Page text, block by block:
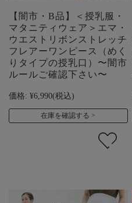
【闇市・B品】＜授乳服・
マタニティウェア＞エマ・
ウエストリボンストレッチ
フレアーワンピース（めく
りタイプの授乳口）〜闇市
ルールご確認下さい〜
価格: ¥6,990(税込)
在庫を確認する